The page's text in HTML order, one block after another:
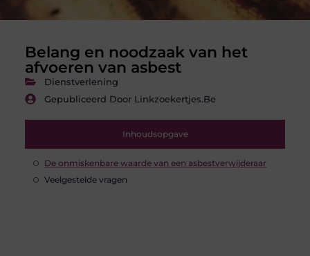
Belang en noodzaak van het
afvoeren van asbest
Dienstverlening
Gepubliceerd Door Linkzoekertjes.be
Inhoudsopgave
De onmiskenbare waarde van een asbestverwijderaar
Veelgestelde vragen